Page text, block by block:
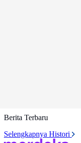
Berita Terbaru
Selengkapnya Histori